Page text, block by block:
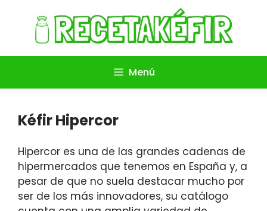
contenido
Menú
Kéfir Hipercor
Hipercor es una de las grandes cadenas de
hipermercados que tenemos en España y, a
pesar de que no suela destacar mucho por
ser de los más innovadores, su catálogo